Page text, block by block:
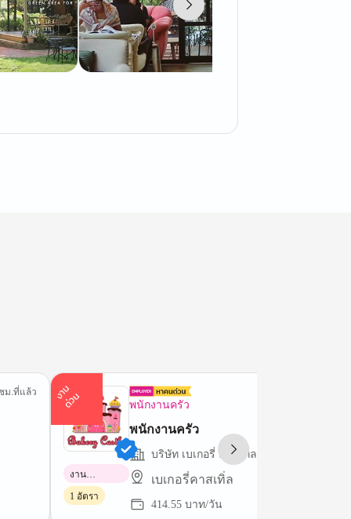
ม.ที่แล้ว ง
า
น
ด่
ว
น พนักงานครัว
พนักงานครัว
บริษัท เบเกอรี่ คาสเทิ่ล จำกัด
เบเกอรี่คาสเทิ่ล
414.55 บาท/วัน
งาน
พาร์ทไทม์
1 อัตรา